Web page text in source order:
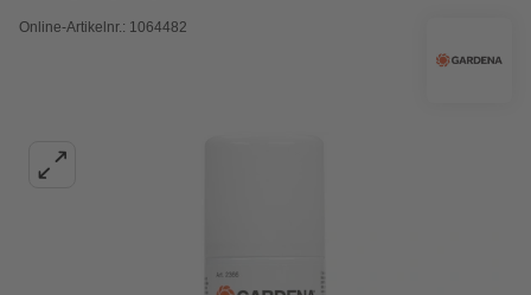
Online-Artikelnr.: 1064482